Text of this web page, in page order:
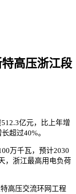
高压浙江段
亿元，比上年增
超过40%。
万千瓦，预计2030
，浙江最高用电负荷
高压交流环网工程